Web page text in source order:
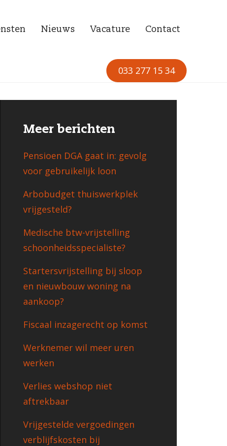
Nieuws Vacature Contact
033 277 15 34
Meer berichten
Pensioen DGA gaat in: gevolg
voor gebruikelijk loon
Arbobudget thuiswerkplek
vrijgesteld?
Medische btw-vrijstelling
schoonheidsspecialiste?
Startersvrijstelling bij sloop
en nieuwbouw woning na
aankoop?
Fiscaal inzagerecht op komst
Werknemer wil meer uren
werken
Verlies webshop niet
aftrekbaar
Vrijgestelde vergoedingen
verblijfskosten bij